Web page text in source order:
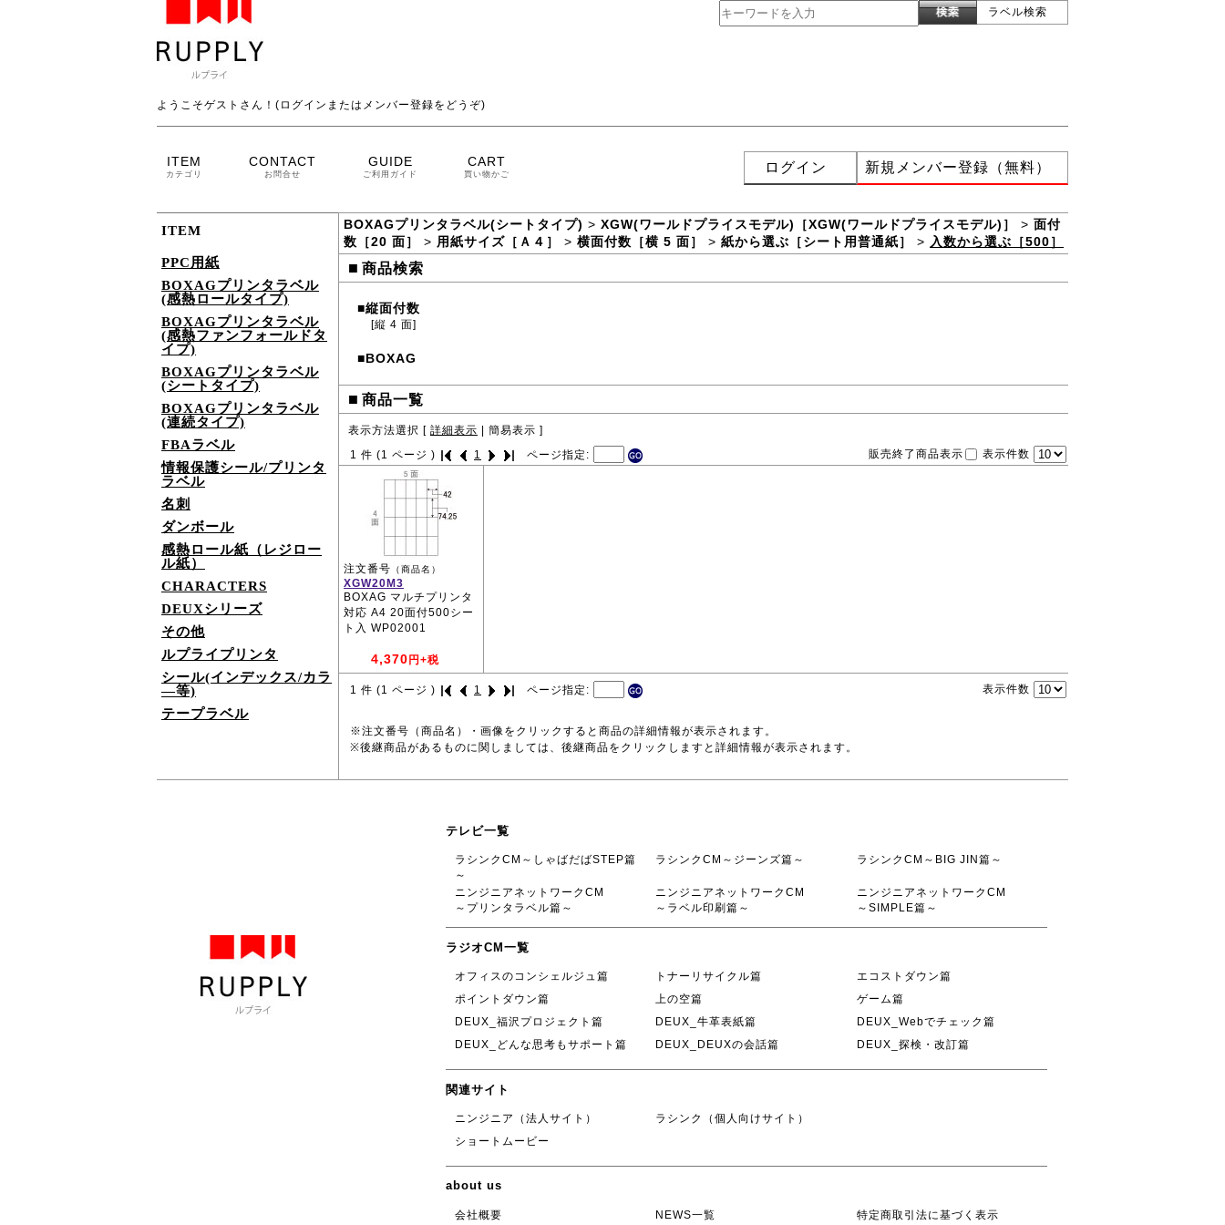
ラベル検索
ようこそゲストさん！(ログインまたはメンバー登録をどうぞ)
ITEM
カテゴリ
CONTACT
お問合せ
GUIDE
ご利用ガイド
CART
買い物かご ログイン 新規メンバー登録（無料）
ITEM
PPC用紙
BOXAGプリンタラベル
(感熱ロールタイプ)
BOXAGプリンタラベル
(感熱ファンフォールドタ
イプ)
BOXAGプリンタラベル
(シートタイプ)
BOXAGプリンタラベル
(連続タイプ)
FBAラベル
情報保護シール/プリンタ
ラベル
名刺
ダンボール
感熱ロール紙（レジロー
ル紙）
CHARACTERS
DEUXシリーズ
その他
ルプライプリンタ
シール(インデックス/カラ
―等)
テープラベル
BOXAGプリンタラベル(シートタイプ) > XGW(ワールドプライスモデル)［XGW(ワールドプライスモデル)］ > 面付
数［20 面］
> 用紙サイズ［Ａ４］ > 横面付数［横 5 面］ > 紙から選ぶ［シート用普通紙］ > 入数から選ぶ［500］
■ 商品検索
■縦面付数
[縦 4 面]
■BOXAG
■ 商品一覧
表示方法選択 [ 詳細表示 簡易表示 ]
1 件 (1 ページ ) 1 ページ指定: 販売終了商品表示 表示件数
注文番号 （商品名）
XGW20M3
BOXAG マルチプリンタ
対応 A4 20面付500シー
ト入 WP02001
4,370 円+税
1 件 (1 ページ ) 1 ページ指定: 表示件数
※注文番号（商品名）・画像をクリックすると商品の詳細情報が表示されます。
※後継商品があるものに関しましては、後継商品をクリックしますと詳細情報が表示されます。
テレビ一覧
ラシンクCM～しゃばだばSTEP篇
～
ラシンクCM～ジーンズ篇～ ラシンクCM～BIG JIN篇～
ニンジニアネットワークCM
～プリンタラベル篇～
ニンジニアネットワークCM
～ラベル印刷篇～
ニンジニアネットワークCM
～SIMPLE篇～
ラジオCM一覧
オフィスのコンシェルジュ篇 トナーリサイクル篇
エコストダウン篇
ポイントダウン篇
上の空篇
ゲーム篇
DEUX_福沢プロジェクト篇
DEUX_牛革表紙篇
DEUX_Webでチェック篇
DEUX_どんな思考もサポート篇
DEUX_DEUXの会話篇 DEUX_探検・改訂篇
関連サイト
ニンジニア（法人サイト）
ラシンク（個人向けサイト）
ショートムービー
about us
会社概要 NEWS一覧 特定商取引法に基づく表示